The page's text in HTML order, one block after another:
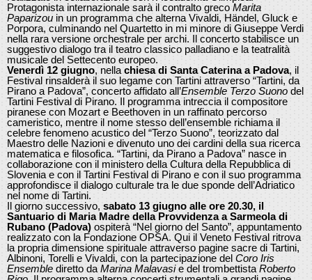
Protagonista internazionale sarà il contralto greco Marita
Paparizou in un programma che alterna Vivaldi, Händel, Gluck e
Porpora, culminando nel Quartetto in mi minore di Giuseppe Verdi
nella rara versione orchestrale per archi. Il concerto stabilisce un
suggestivo dialogo tra il teatro classico palladiano e la teatralità
musicale del Settecento europeo.
Venerdì 12 giugno, nella chiesa di Santa Caterina a Padova, il
Festival rinsalderà il suo legame con Tartini attraverso “Tartini, da
Pirano a Padova”, concerto affidato all’Ensemble Terzo Suono del
Tartini Festival di Pirano. Il programma intreccia il compositore
piranese con Mozart e Beethoven in un raffinato percorso
cameristico, mentre il nome stesso dell’ensemble richiama il
celebre fenomeno acustico del “Terzo Suono”, teorizzato dal
Maestro delle Nazioni e divenuto uno dei cardini della sua ricerca
matematica e filosofica. “Tartini, da Pirano a Padova” nasce in
collaborazione con il ministero della Cultura della Repubblica di
Slovenia e con il Tartini Festival di Pirano e con il suo programma
approfondisce il dialogo culturale tra le due sponde dell’Adriatico
nel nome di Tartini.
Il giorno successivo, sabato 13 giugno alle ore 20.30, il
Santuario di Maria Madre della Provvidenza a Sarmeola di
Rubano (Padova) ospiterà “Nel giorno del Santo”, appuntamento
realizzato con la Fondazione OPSA. Qui il Veneto Festival ritrova
la propria dimensione spirituale attraverso pagine sacre di Tartini,
Albinoni, Torelli e Vivaldi, con la partecipazione del Coro Iris
Ensemble diretto da Marina Malavasie del trombettista Roberto